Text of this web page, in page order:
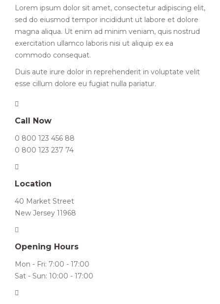
Lorem ipsum dolor sit amet, consectetur adipiscing elit,
sed do eiusmod tempor incididunt ut labore et dolore
magna aliqua. Ut enim ad minim veniam, quis nostrud
exercitation ullamco laboris nisi ut aliquip ex ea
commodo consequat.
Duis aute irure dolor in reprehenderit in voluptate velit
esse cillum dolore eu fugiat nulla pariatur.
Call Now
0 800 123 456 88
0 800 123 237 74
Location
40 Market Street
New Jersey 11968
Opening Hours
Mon - Fri: 7:00 - 17:00
Sat - Sun: 10:00 - 17:00